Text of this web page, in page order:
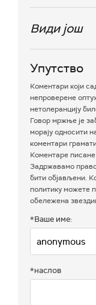
Види још
Упутство
Коментари који
непроверене
нетолеранцију
Говор мржње је
морају односити
коментари
Коментаре
Задржавамо
бити објављени.
политику можете
обележена
*Ваше име:
*наслов